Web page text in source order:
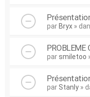
par Bryx »
PROBLEME
par smiletoo
par Stanly »